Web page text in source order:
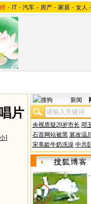
- IT - 汽车 - 房产 - 家居 - 女人 -
片
小]
新闻
央视质疑29岁市长 邓
石首网站被黑 篡改温
宋美龄牛奶洗澡 中共